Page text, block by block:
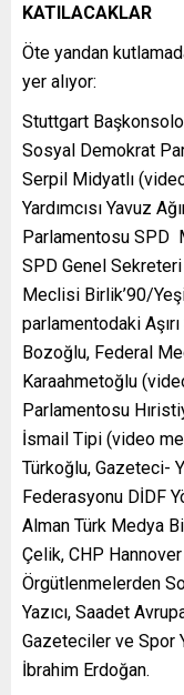
KATILACAKLAR
Öte yandan
yer alıyor:
Stuttgart
Sosyal Demokrat
Serpil Midyatlı
Yardımcısı Yavuz
Parlamentosu SPD
SPD Genel
Meclisi Birlik’90/
parlamentodaki
Bozoğlu, Federal
Karaahmetoğlu
Parlamentosu
İsmail Tipi (video
Türkoğlu, Gazeteci-
Federasyonu DİDF
Alman Türk Medya
Çelik, CHP Hannover
Örgütlenmelerden
Yazıcı, Saadet
Gazeteciler ve Spor
İbrahim Erdoğan.